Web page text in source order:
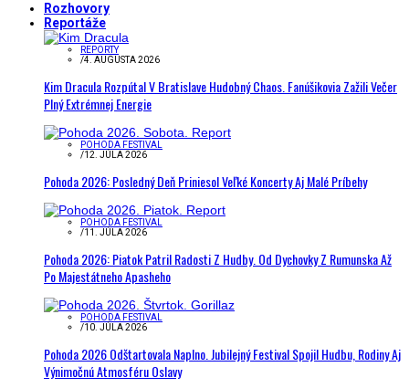
Rozhovory
Reportáže
REPORTY
/4. AUGUSTA 2026
Kim Dracula Rozpútal V Bratislave Hudobný Chaos. Fanúšikovia Zažili Večer
Plný Extrémnej Energie
POHODA FESTIVAL
/12. JÚLA 2026
Pohoda 2026: Posledný Deň Priniesol Veľké Koncerty Aj Malé Príbehy
POHODA FESTIVAL
/11. JÚLA 2026
Pohoda 2026: Piatok Patril Radosti Z Hudby. Od Dychovky Z Rumunska Až
Po Majestátneho Apasheho
POHODA FESTIVAL
/10. JÚLA 2026
Pohoda 2026 Odštartovala Naplno. Jubilejný Festival Spojil Hudbu, Rodiny Aj
Výnimočnú Atmosféru Oslavy